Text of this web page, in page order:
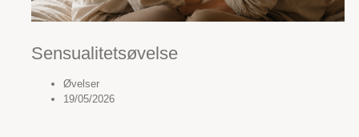
Sensualitetsøvelse
Øvelser
19/05/2026